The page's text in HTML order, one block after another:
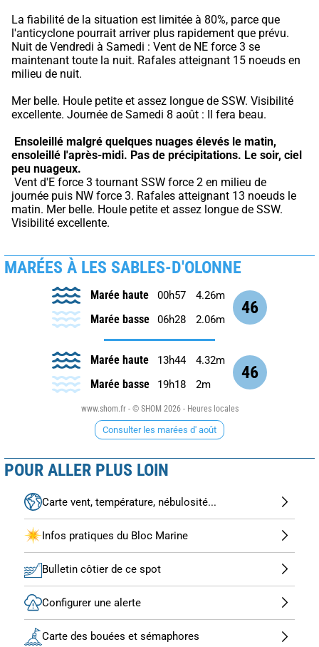
La fiabilité de la situation est limitée à 80%, parce que
l'anticyclone pourrait arriver plus rapidement que prévu.
Nuit de Vendredi à Samedi : Vent de NE force 3 se
maintenant toute la nuit. Rafales atteignant 15 noeuds en
milieu de nuit.
Mer belle. Houle petite et assez longue de SSW. Visibilité
excellente. Journée de Samedi 8 août : Il fera beau.
Ensoleillé malgré quelques nuages élevés le matin,
ensoleillé l'après-midi. Pas de précipitations. Le soir, ciel
peu nuageux.
journée puis NW force 3. Rafales atteignant 13 noeuds le
matin. Mer belle. Houle petite et assez longue de SSW.
Visibilité excellente.
MARÉES À LES SABLES-D'OLONNE
46
Marée haute 00h57 4.26m
Marée basse 06h28 2.06m
46
Marée haute 13h44 4.32m
Marée basse 19h18 2m
www.shom.fr - © SHOM 2026 - Heures locales
Consulter les marées d' août
POUR ALLER PLUS LOIN
Carte vent, température, nébulosité...
Infos pratiques du Bloc Marine
Bulletin côtier de ce spot
Configurer une alerte
Carte des bouées et sémaphores